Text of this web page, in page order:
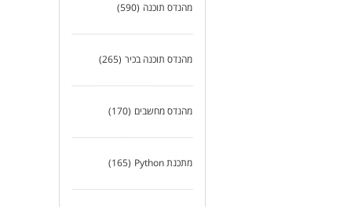
מהנדס תוכנה (590)
מהנדס תוכנה בכיר (265)
מהנדס מחשבים (170)
מתכנת Python (165)